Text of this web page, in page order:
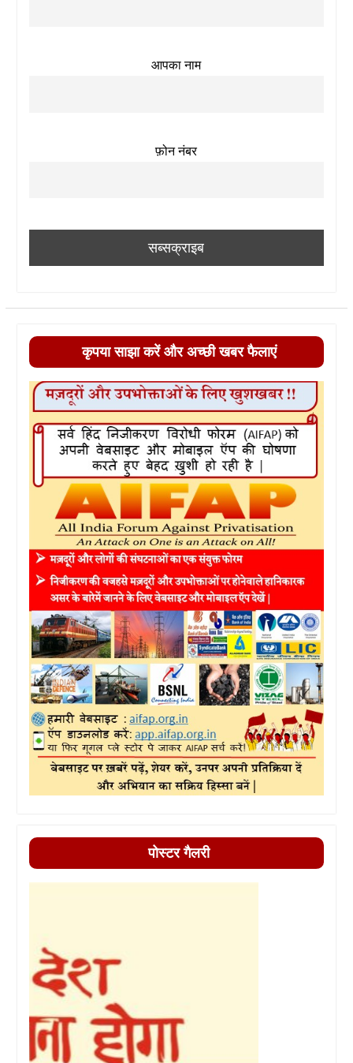
आपका नाम
फ़ोन नंबर
कृपया साझा करें और अच्छी खबर फैलाएं
पोस्टर गैलरी